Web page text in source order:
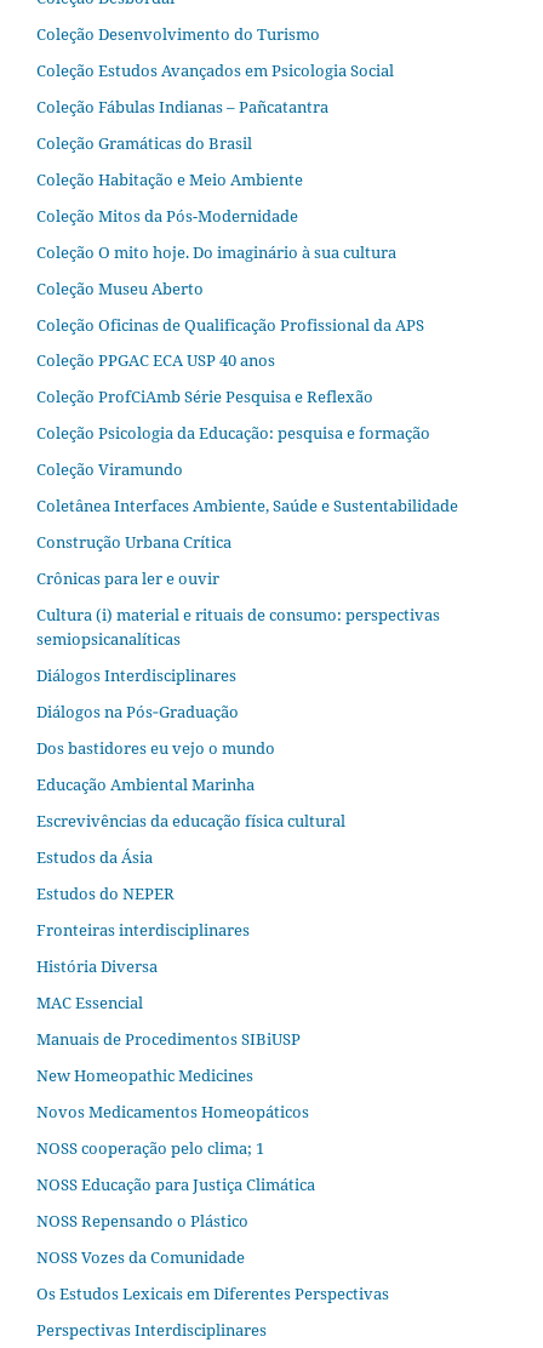
Coleção Desenvolvimento do Turismo
Coleção Estudos Avançados em Psicologia Social
Coleção Fábulas Indianas – Pañcatantra
Coleção Gramáticas do Brasil
Coleção Habitação e Meio Ambiente
Coleção Mitos da Pós-Modernidade
Coleção O mito hoje. Do imaginário à sua cultura
Coleção Museu Aberto
Coleção Oficinas de Qualificação Profissional da APS
Coleção PPGAC ECA USP 40 anos
Coleção ProfCiAmb Série Pesquisa e Reflexão
Coleção Psicologia da Educação: pesquisa e formação
Coleção Viramundo
Coletânea Interfaces Ambiente, Saúde e Sustentabilidade
Construção Urbana Crítica
Crônicas para ler e ouvir
Cultura (i) material e rituais de consumo: perspectivas
semiopsicanalíticas
Diálogos Interdisciplinares
Diálogos na Pós‐Graduação
Dos bastidores eu vejo o mundo
Educação Ambiental Marinha
Escrevivências da educação física cultural
Estudos da Ásia​
Estudos do NEPER
Fronteiras interdisciplinares
História Diversa
MAC Essencial
Manuais de Procedimentos SIBiUSP
New Homeopathic Medicines
Novos Medicamentos Homeopáticos
NOSS cooperação pelo clima; 1
NOSS Educação para Justiça Climática
NOSS Repensando o Plástico
NOSS Vozes da Comunidade
Os Estudos Lexicais em Diferentes Perspectivas
Perspectivas Interdisciplinares